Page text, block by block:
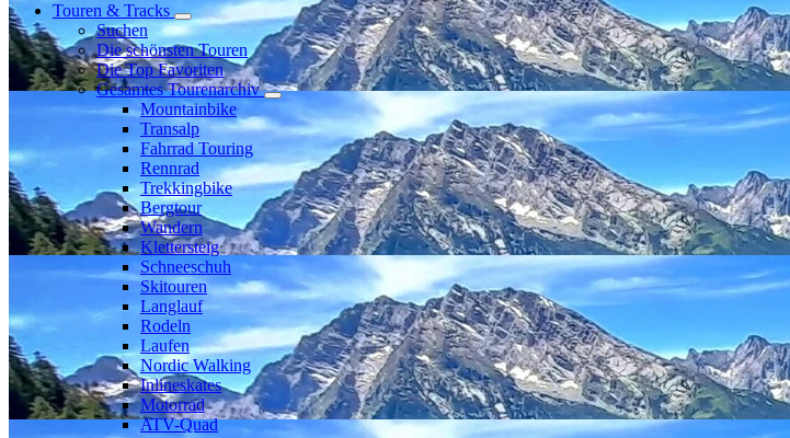
Touren & Tracks
Suchen
Die schönsten Touren
Die Top Favoriten
Gesamtes Tourenarchiv
Mountainbike
Transalp
Fahrrad Touring
Rennrad
Trekkingbike
Bergtour
Wandern
Klettersteig
Schneeschuh
Skitouren
Langlauf
Rodeln
Laufen
Nordic Walking
Inlineskates
Motorrad
ATV-Quad